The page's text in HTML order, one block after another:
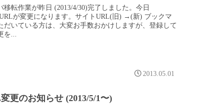
移転作業が昨日 (2013/4/30)完了しました。今日
が変更になります。サイトURL(旧) →(新) ブックマ
だいている方は、大変お手数おかけしますが、登録して
...
2013.05.01
更のお知らせ (2013/5/1〜)